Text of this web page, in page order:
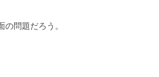
問題だろう。